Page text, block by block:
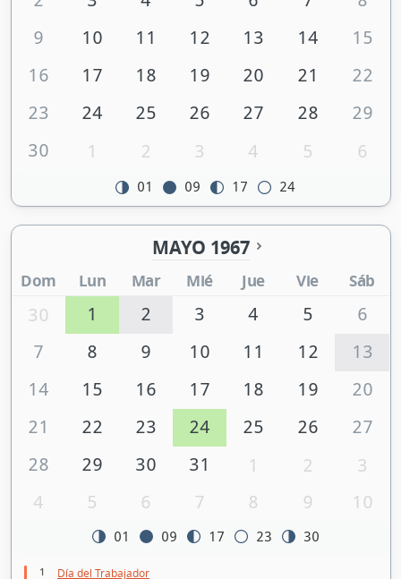
9
10 11 12 13 14
15
16
17 18 19 20 21
22
23
24 25 26 27 28
29
30
1 2 3 4 5 6
01 09 17 24
MAYO 1967
Dom Lun Mar Mié Jue Vie Sáb
30 1 2 3 4 5
6
7
8 9 10 11 12
13
14
15 16 17 18 19
20
21
22 23 24 25 26
27
28
29 30 31 1 2
3
4
5 6 7 8 9 10
01 09 17 23 30
1 Día del Trabajador